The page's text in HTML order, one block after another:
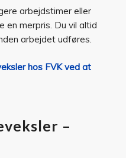
arbejdstimer eller
en merpris. Du vil altid
arbejdet udføres.
hos FVK ved at
–